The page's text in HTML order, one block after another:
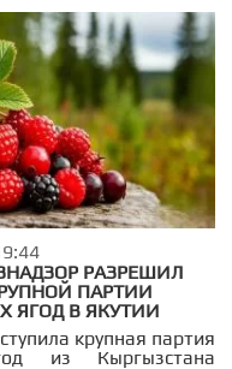
Сборная России по футболу
РАЗРЕШИЛ
ПАРТИИ
ЯГОД В ЯКУТИИ
крупная партия
из Кыргызстана